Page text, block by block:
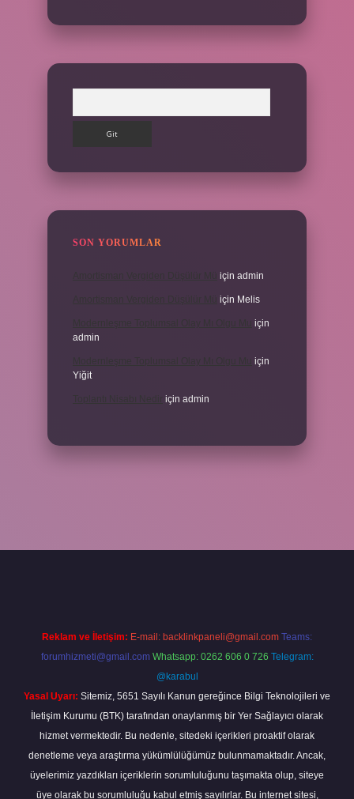
SON YORUMLAR
için admin
için Melis
için
admin
için
Yiğit
için admin
Reklam ve İletişim: E-mail: backlinkpaneli@gmail.com Teams:
forumhizmeti@gmail.com Whatsapp: 0262 606 0 726 Telegram:
@karabul
Yasal Uyarı: Sitemiz, 5651 Sayılı Kanun gereğince Bilgi Teknolojileri ve
İletişim Kurumu (BTK) tarafından onaylanmış bir Yer Sağlayıcı olarak
hizmet vermektedir. Bu nedenle, sitedeki içerikleri proaktif olarak
denetleme veya araştırma yükümlülüğümüz bulunmamaktadır. Ancak,
üyelerimiz yazdıkları içeriklerin sorumluluğunu taşımakta olup, siteye
üye olarak bu sorumluluğu kabul etmiş sayılırlar. Bu internet sitesi,